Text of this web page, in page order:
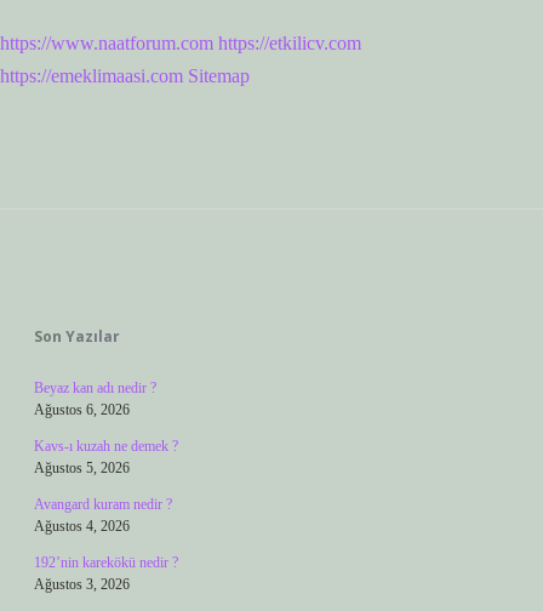
https://www.naatforum.com https://etkilicv.com
https://emeklimaasi.com Sitemap
Son Yazılar
Beyaz kan adı nedir ?
Ağustos 6, 2026
Kavs-ı kuzah ne demek ?
Ağustos 5, 2026
Avangard kuram nedir ?
Ağustos 4, 2026
192’nin karekökü nedir ?
Ağustos 3, 2026